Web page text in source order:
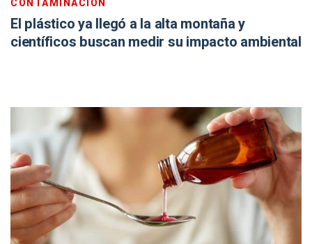
CONTAMINACIÓN
El plástico ya llegó a la alta montaña y
científicos buscan medir su impacto ambiental